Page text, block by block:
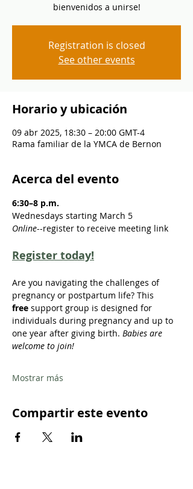
bienvenidos a unirse!
Registration is closed
See other events
Horario y ubicación
09 abr 2025, 18:30 – 20:00 GMT-4
Rama familiar de la YMCA de Bernon
Acerca del evento
6:30–8 p.m.
Wednesdays starting March 5
Online--register to receive meeting link
Register today!
Are you navigating the challenges of
pregnancy or postpartum life? This
free support group is designed for
individuals during pregnancy and up to
one year after giving birth. Babies are
welcome to join!
Mostrar más
Compartir este evento